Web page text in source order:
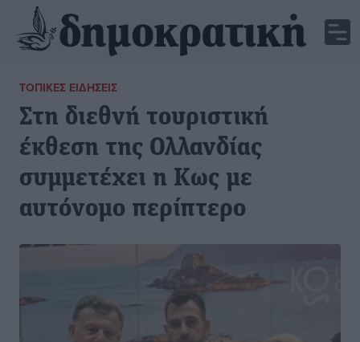
ΤΟΠΙΚΈΣ ΕΙΔΉΣΕΙΣ
Στη διεθνή τουριστική
έκθεση της Ολλανδίας
συμμετέχει η Κως με
αυτόνομο περίπτερο